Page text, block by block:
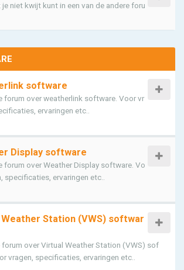
je niet kwijt kunt in een van de andere foru
software
forum over weatherlink software. Voor vr
ervaringen etc..
Display software
forum over Weather Display software. Vo
specificaties, ervaringen etc..
Station (VWS) softwar
forum over Virtual Weather Station (VWS) sof
vragen, specificaties, ervaringen etc..